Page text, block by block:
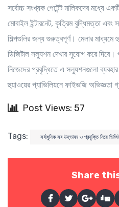
সর্বোচ্চ সংখ্যক পেটেন্ট মালিকদের মধ্যে
মোবাইল ইন্টারনেট, কৃত্রিম বুদ্ধিমত্তা এবং
শিল্পগুলির জন্য গুরুত্বপূর্ণ। মেলার
ডিজিটাল সল্যুশন দেখার সুযোগ করে দিবে।
নিজেদের প্রবৃদ্ধিতে এ সল্যুশনগুলো
হুয়াওয়ের প্যাভিলিয়নে ফাইভজি অভিজ্ঞতা
Post Views: 57
Tags: সর্বাধুনিক সব উদ্ভাবন ও প্রযুক্তি নিয়ে
Share